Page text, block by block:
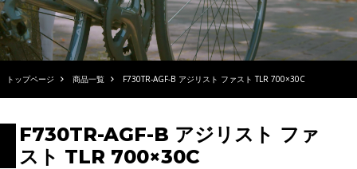
トップページ 商品一覧 F730TR-AGF-B アジリスト ファスト TLR 700×30C
F730TR-AGF-B アジリスト ファ
スト TLR 700×30C